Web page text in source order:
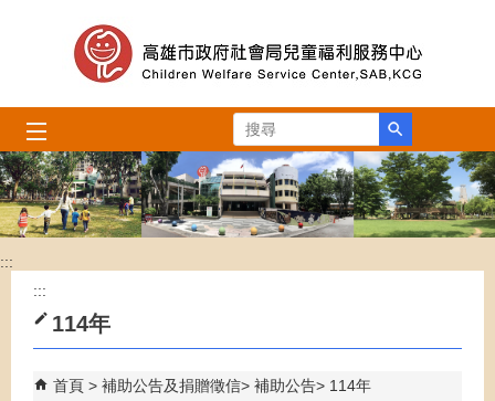
跳到主要內容區塊
搜尋
:::
:::
114年
首頁 補助公告及捐贈徵信 補助公告 114年